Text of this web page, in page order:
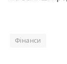
Фінанси